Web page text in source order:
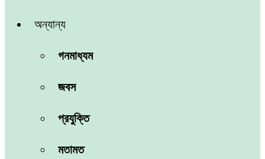
অন্যান্য
গনমাধ্যম
জবস
প্রযুক্তি
মতামত